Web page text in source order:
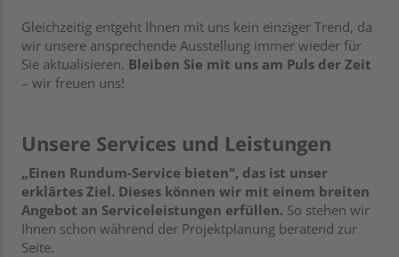
Gleichzeitig entgeht Ihnen mit uns kein einziger Trend, da
wir unsere ansprechende Ausstellung immer wieder für
Sie aktualisieren. Bleiben Sie mit uns am Puls der Zeit
– wir freuen uns!
Unsere Services und Leistungen
„Einen Rundum-Service bieten“, das ist unser
erklärtes Ziel. Dieses können wir mit einem breiten
Angebot an Serviceleistungen erfüllen. So stehen wir
Ihnen schon während der Projektplanung beratend zur
Seite.